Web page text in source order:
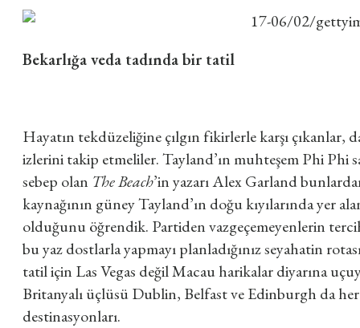
Bekarlığa veda tadında bir tatil
Hayatın tekdüzeliğine çılgın fikirlerle karşı
izlerini takip etmeliler. Tayland’ın muhteşem Phi Phi
sebep olan The Beach’in yazarı Alex Garland
kaynağının güney Tayland’ın doğu kıyılarında
olduğunu öğrendik. Partiden vazgeçemeyenlerin
bu yaz dostlarla yapmayı planladığınız seyahatin
tatil için Las Vegas değil Macau harikalar diyarına
Britanyalı üçlüsü Dublin, Belfast ve Edinburgh da her
destinasyonları.